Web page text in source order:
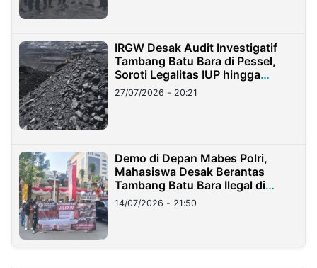
IRGW Desak Audit Investigatif
Tambang Batu Bara di Pessel,
Soroti Legalitas IUP hingga
Stockpile
27/07/2026 - 20:21
Demo di Depan Mabes Polri,
Mahasiswa Desak Berantas
Tambang Batu Bara Ilegal di
Lampung
14/07/2026 - 21:50